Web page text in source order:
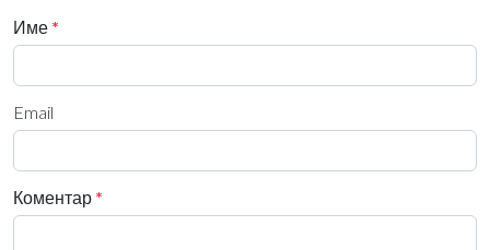
Име *
Email
Коментар *